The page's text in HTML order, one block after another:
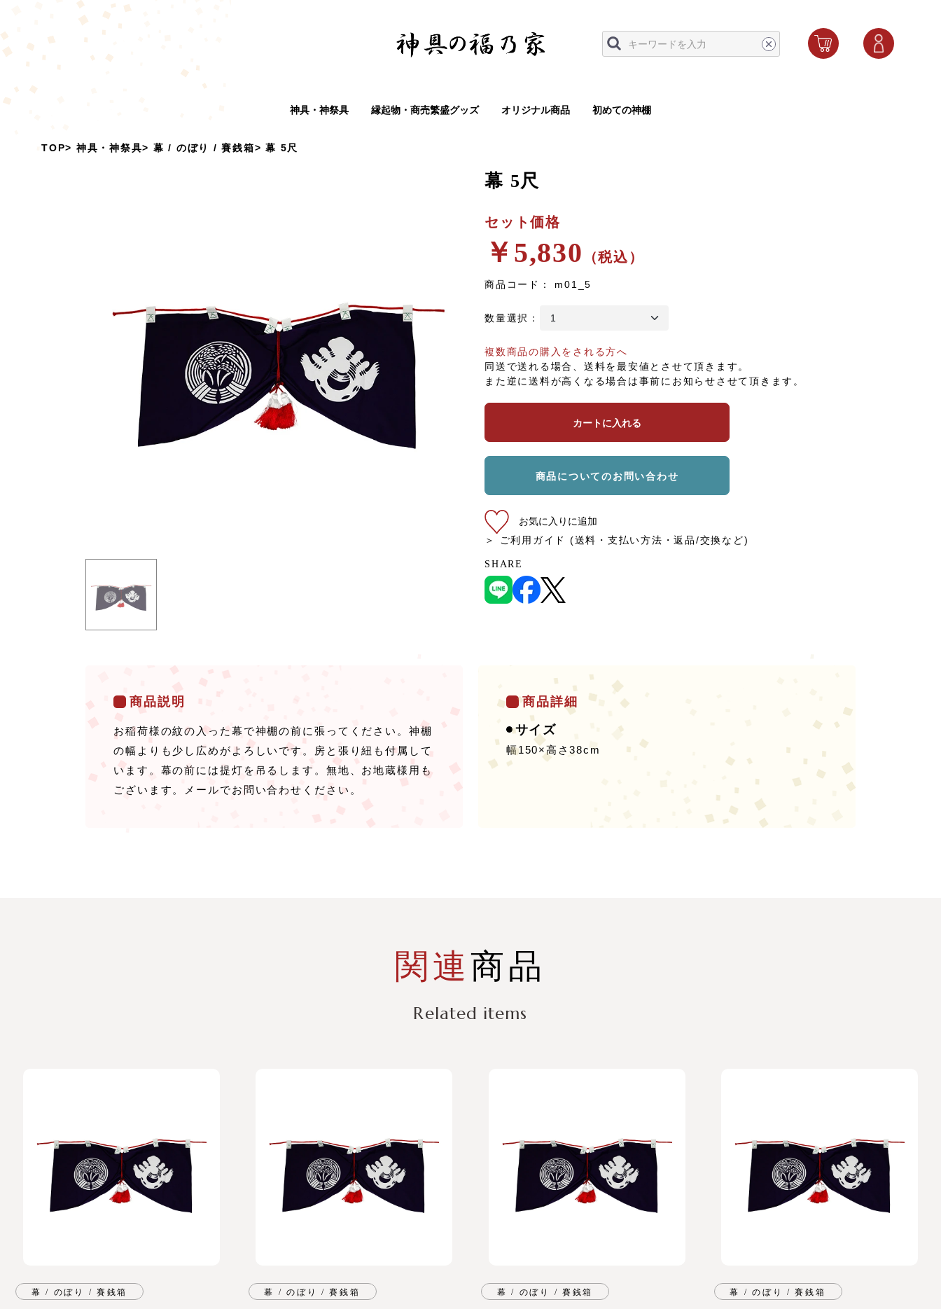
神具・神祭具 縁起物・商売繁盛グッズ オリジナル商品 初めての神棚
TOP 神具・神祭具 幕 / のぼり / 賽銭箱 幕 5尺
幕 5尺
セット価格
￥5,830 （税込）
商品コード： m01_5
数量選択：
複数商品の購入をされる方へ
同送で送れる場合、送料を最安値とさせて頂きます。
また逆に送料が高くなる場合は事前にお知らせさせて頂きます。
カートに入れる
商品についてのお問い合わせ
お気に入りに追加
＞ ご利用ガイド (送料・支払い方法・返品/交換など)
SHARE
商品説明
お稲荷様の紋の入った幕で神棚の前に張ってください。神棚
の幅よりも少し広めがよろしいです。房と張り紐も付属して
います。幕の前には提灯を吊るします。無地、お地蔵様用も
ございます。メールでお問い合わせください。
商品詳細
サイズ
幅150×高さ38cm
関連商品
Related items
幕 / のぼり / 賽銭箱 幕 / のぼり / 賽銭箱 幕 / のぼり / 賽銭箱 幕 / のぼり / 賽銭箱